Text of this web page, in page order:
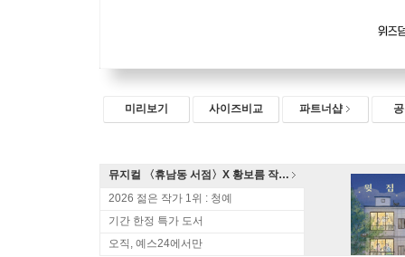
미리보기 사이즈비교 파트너샵
뮤지컬 〈휴남동 서점〉X 황보름 작가 북토크
2026 젊은 작가 1위 : 청예
기간 한정 특가 도서
오직, 예스24에서만